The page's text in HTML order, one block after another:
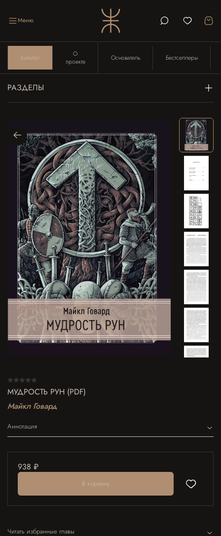
Меню
Каталог
О
проекте
Основатель Бестселлеры
РАЗДЕЛЫ
МУДРОСТЬ РУН (PDF)
Майкл Говард
Аннотация
938 ₽
В корзину
Читать избранные главы